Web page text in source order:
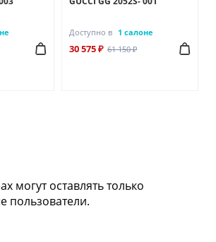
Доступно в 1 салоне
30 575 ₽ 61 150 ₽
могут оставлять только
пользователи.